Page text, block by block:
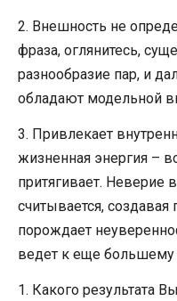
2. Внешность не
фраза, оглянитесь,
разнообразие пар, и
обладают модельной
3. Привлекает
жизненная энергия –
притягивает. Неверие
считывается,
порождает
ведет к еще
1. Какого результата